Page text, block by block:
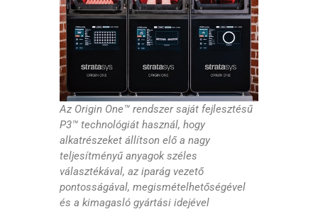
Az Origin One™ rendszer saját fejlesztésű
P3™ technológiát használ, hogy
alkatrészeket állítson elő a nagy
teljesítményű anyagok széles
választékával, az iparág vezető
pontosságával, megismételhetőségével
és a kimagasló gyártási idejével